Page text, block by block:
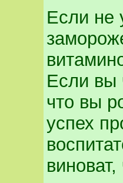
Если не
Если вы
что вы
успех